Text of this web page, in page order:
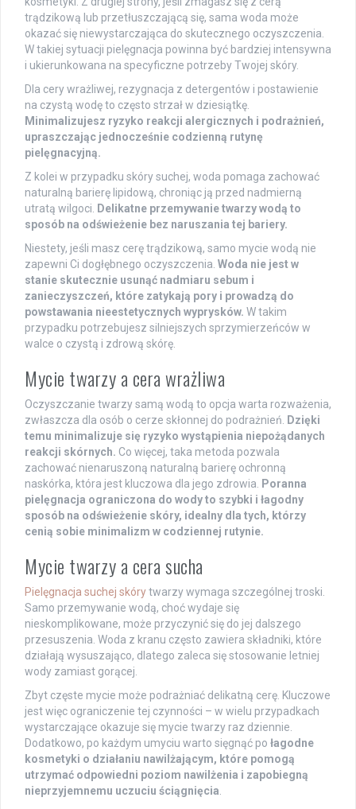
trądzikową lub przetłuszczającą się, sama woda może
okazać się niewystarczająca do skutecznego oczyszczenia.
W takiej sytuacji pielęgnacja powinna być bardziej intensywna
i ukierunkowana na specyficzne potrzeby Twojej skóry.
Dla cery wrażliwej, rezygnacja z detergentów i postawienie
na czystą wodę to często strzał w dziesiątkę.
Minimalizujesz ryzyko reakcji alergicznych i podrażnień,
upraszczając jednocześnie codzienną rutynę
pielęgnacyjną.
Z kolei w przypadku skóry suchej, woda pomaga zachować
naturalną barierę lipidową, chroniąc ją przed nadmierną
utratą wilgoci.
Delikatne przemywanie twarzy wodą to
sposób na odświeżenie bez naruszania tej bariery.
Niestety, jeśli masz cerę trądzikową, samo mycie wodą nie
zapewni Ci dogłębnego oczyszczenia. Woda nie jest w
stanie skutecznie usunąć nadmiaru sebum i
zanieczyszczeń, które zatykają pory i prowadzą do
powstawania nieestetycznych wyprysków. W takim
przypadku potrzebujesz silniejszych sprzymierzeńców w
walce o czystą i zdrową skórę.
Mycie twarzy a cera wrażliwa
Oczyszczanie twarzy samą wodą to opcja warta rozważenia,
zwłaszcza dla osób o cerze skłonnej do podrażnień.
Dzięki
temu minimalizuje się ryzyko wystąpienia niepożądanych
reakcji skórnych. Co więcej, taka metoda pozwala
zachować nienaruszoną naturalną barierę ochronną
naskórka, która jest kluczowa dla jego zdrowia.
Poranna
pielęgnacja ograniczona do wody to szybki i łagodny
sposób na odświeżenie skóry, idealny dla tych, którzy
cenią sobie minimalizm w codziennej rutynie.
Mycie twarzy a cera sucha
Pielęgnacja suchej skórytwarzy wymaga szczególnej troski.
Samo przemywanie wodą, choć wydaje się
nieskomplikowane, może przyczynić się do jej dalszego
przesuszenia. Woda z kranu często zawiera składniki, które
działają wysuszająco, dlatego zaleca się stosowanie letniej
wody zamiast gorącej.
Zbyt częste mycie może podrażniać delikatną cerę. Kluczowe
jest więc ograniczenie tej czynności – w wielu przypadkach
wystarczające okazuje się mycie twarzy raz dziennie.
Dodatkowo, po każdym umyciu warto sięgnąć po łagodne
kosmetyki o działaniu nawilżającym, które pomogą
utrzymać odpowiedni poziom nawilżenia i zapobiegną
nieprzyjemnemu uczuciu ściągnięcia